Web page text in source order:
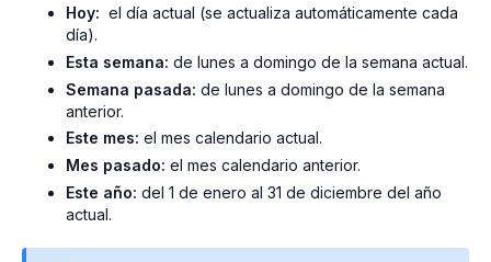
Hoy: el día actual (se actualiza automáticamente cada
día).
Esta semana: de lunes a domingo de la semana actual.
Semana pasada: de lunes a domingo de la semana
anterior.
Este mes: el mes calendario actual.
Mes pasado: el mes calendario anterior.
Este año: del 1 de enero al 31 de diciembre del año
actual.